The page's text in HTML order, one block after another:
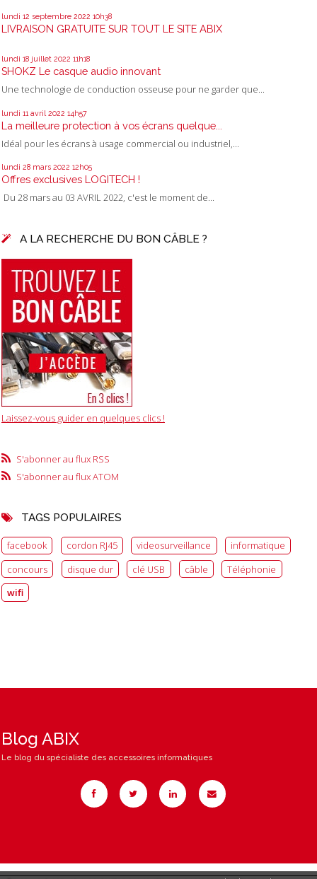
lundi 12 septembre 2022 10h38
LIVRAISON GRATUITE SUR TOUT LE SITE ABIX
lundi 18 juillet 2022 11h18
SHOKZ Le casque audio innovant
Une technologie de conduction osseuse pour ne garder que...
lundi 11 avril 2022 14h57
La meilleure protection à vos écrans quelque...
Idéal pour les écrans à usage commercial ou industriel,...
lundi 28 mars 2022 12h05
Offres exclusives LOGITECH !
Du 28 mars au 03 AVRIL 2022, c'est le moment de...
A LA RECHERCHE DU BON CÂBLE ?
Laissez-vous guider en quelques clics !
S'abonner au flux RSS
S'abonner au flux ATOM
TAGS POPULAIRES
facebook cordon RJ45 videosurveillance
informatique
concours
disque dur clé USB câble
Téléphonie
wifi
Blog ABIX
Le blog du spécialiste des accessoires informatiques